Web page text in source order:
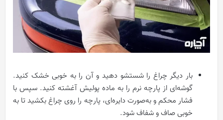
بار دیگر چراغ را شستشو دهید و آن را به خوبی خشک کنید.
گوشه‌ای از پارچه نرم را به ماده پولیش آغشته کنید. سپس با
فشار محکم و به‌صورت دایره‌ای، پارچه را روی چراغ بکشید تا به
خوبی صاف و شفاف شود.